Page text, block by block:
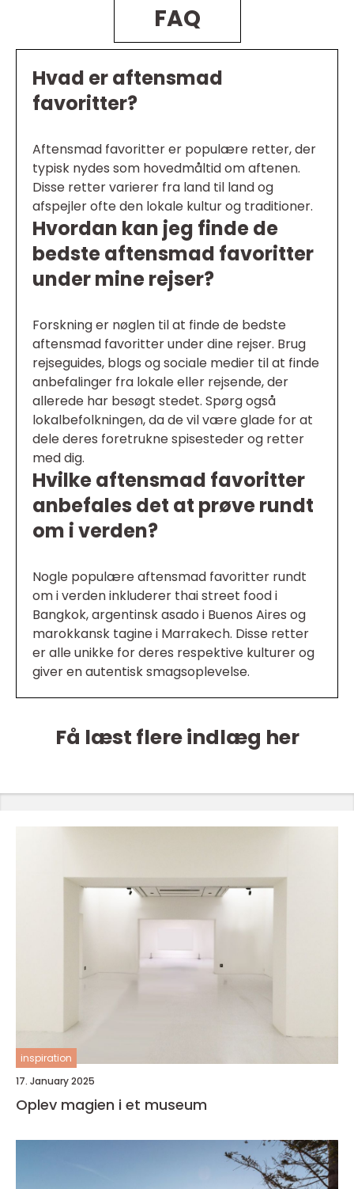
FAQ
Hvad er aftensmad
favoritter?
Aftensmad favoritter er populære retter, der
typisk nydes som hovedmåltid om aftenen.
Disse retter varierer fra land til land og
afspejler ofte den lokale kultur og traditioner.
Hvordan kan jeg finde de
bedste aftensmad favoritter
under mine rejser?
Forskning er nøglen til at finde de bedste
aftensmad favoritter under dine rejser. Brug
rejseguides, blogs og sociale medier til at finde
anbefalinger fra lokale eller rejsende, der
allerede har besøgt stedet. Spørg også
lokalbefolkningen, da de vil være glade for at
dele deres foretrukne spisesteder og retter
med dig.
Hvilke aftensmad favoritter
anbefales det at prøve rundt
om i verden?
Nogle populære aftensmad favoritter rundt
om i verden inkluderer thai street food i
Bangkok, argentinsk asado i Buenos Aires og
marokkansk tagine i Marrakech. Disse retter
er alle unikke for deres respektive kulturer og
giver en autentisk smagsoplevelse.
Få læst flere indlæg her
inspiration
17. January 2025
Oplev magien i et museum